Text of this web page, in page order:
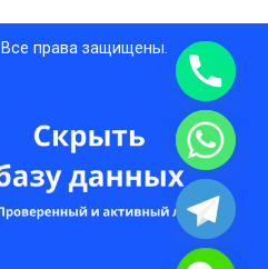
Все права защищены.